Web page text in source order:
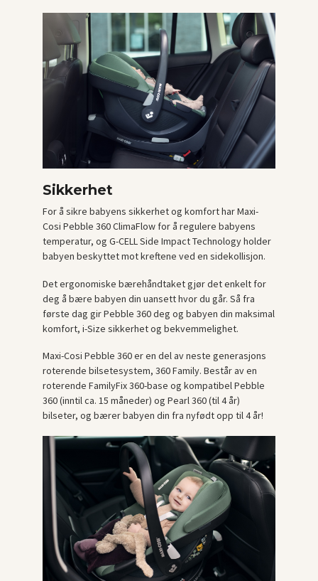
Sikkerhet
For å sikre babyens sikkerhet og komfort har Maxi-
Cosi Pebble 360 ClimaFlow for å regulere babyens
temperatur, og G-CELL Side Impact Technology holder
babyen beskyttet mot kreftene ved en sidekollisjon.
Det ergonomiske bærehåndtaket gjør det enkelt for
deg å bære babyen din uansett hvor du går. Så fra
første dag gir Pebble 360 deg og babyen din maksimal
komfort, i-Size sikkerhet og bekvemmelighet.
Maxi-Cosi Pebble 360 er en del av neste generasjons
roterende bilsetesystem, 360 Family. Består av en
roterende FamilyFix 360-base og kompatibel Pebble
360 (inntil ca. 15 måneder) og Pearl 360 (til 4 år)
bilseter, og bærer babyen din fra nyfødt opp til 4 år!